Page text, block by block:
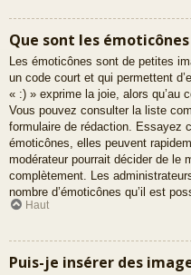
Que sont les émoticônes
Les émoticônes sont de petites
un code court et qui permettent
« :) » exprime la joie, alors qu’au
Vous pouvez consulter la liste
formulaire de rédaction. Essayez
émoticônes, elles peuvent
modérateur pourrait décider de le
complètement. Les
nombre d’émoticônes qu’il est
Haut
Puis-je insérer des